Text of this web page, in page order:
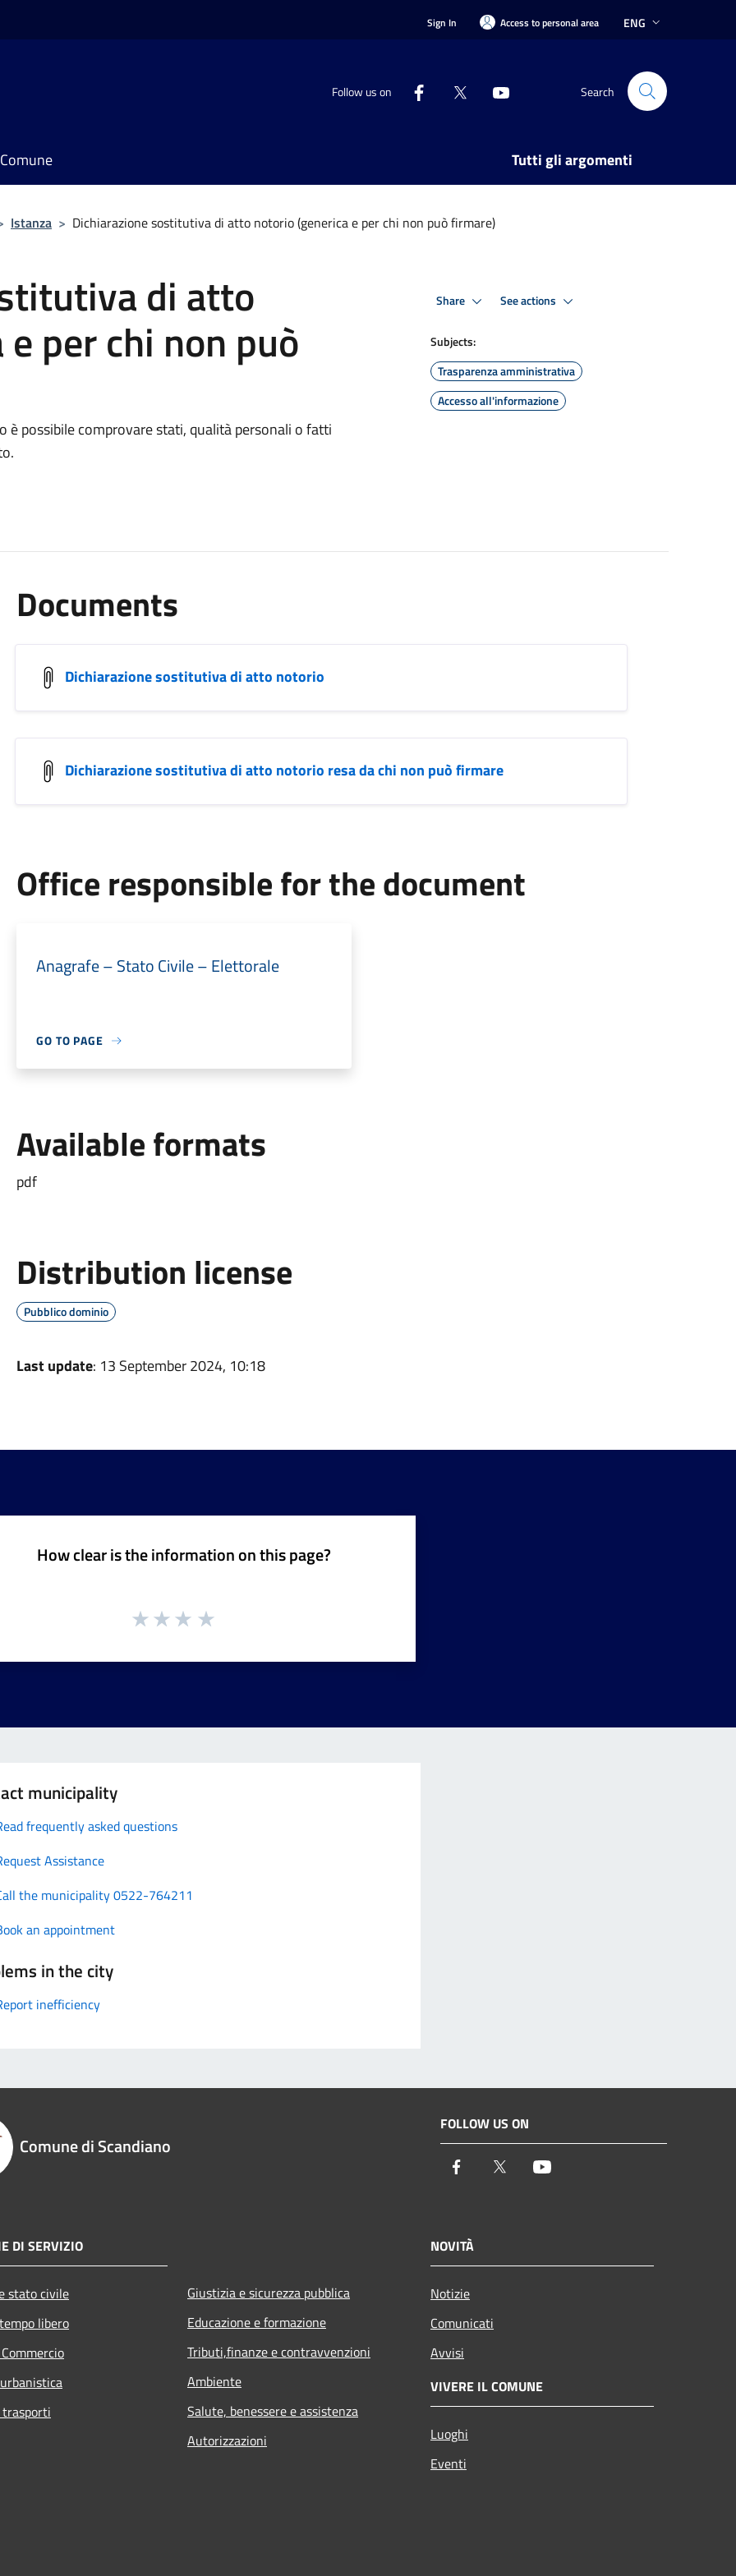
Sign In Access to personal area ENG
Follow us on Search
Tutti gli argomenti
Istanza > Dichiarazione sostitutiva di atto notorio (generica e per chi non può firmare)
di atto
per chi non può
possibile comprovare stati, qualità personali o fatti
Share See actions
Subjects:
Trasparenza amministrativa
Accesso all'informazione
Documents
Dichiarazione sostitutiva di atto notorio
Dichiarazione sostitutiva di atto notorio resa da chi non può firmare
Office responsible for the document
Anagrafe – Stato Civile – Elettorale
GO TO PAGE
Available formats
pdf
Distribution license
Pubblico dominio
Last update: 13 September 2024, 10:18
How clear is the information on this page?
municipality
frequently asked questions
Assistance
the municipality 0522-764211
an appointment
in the city
inefficiency
Comune di Scandiano
FOLLOW US ON
Facebook Twitter
DI SERVIZIO
stato civile
libero
Giustizia e sicurezza pubblica
Educazione e formazione
Tributi,finanze e contravvenzioni
Ambiente
Salute, benessere e assistenza
Autorizzazioni
NOVITÀ
Notizie
Comunicati
Avvisi
VIVERE IL COMUNE
Luoghi
Eventi